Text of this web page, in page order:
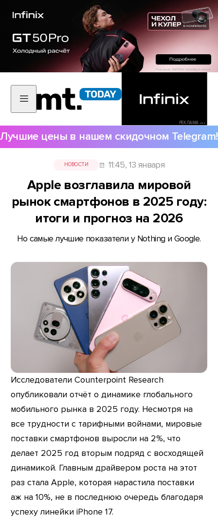
РЕКЛАМА •••
Лучшие цены в нашем скидочном Telegram!
НОВОСТИ 11:45, 13 января
Apple возглавила мировой
рынок смартфонов в 2025 году:
итоги и прогноз на 2026
Но самые лучшие показатели у Nothing и Google.
Исследователи Counterpoint Research
опубликовали отчёт о динамике глобального
мобильного рынка в 2025 году. Несмотря на
все трудности с тарифными войнами, мировые
поставки смартфонов выросли на 2%, что
делает 2025 год вторым подряд с восходящей
динамикой. Главным драйвером роста на этот
раз стала Apple, которая нарастила поставки
аж на 10%, не в последнюю очередь благодаря
успеху линейки iPhone 17.